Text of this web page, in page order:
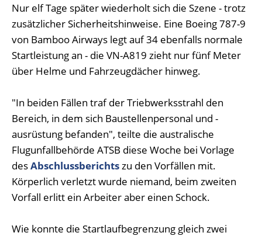
Nur elf Tage später wiederholt sich die Szene - trotz
zusätzlicher Sicherheitshinweise. Eine Boeing 787-9
von Bamboo Airways legt auf 34 ebenfalls normale
Startleistung an - die VN-A819 zieht nur fünf Meter
über Helme und Fahrzeugdächer hinweg.
"In beiden Fällen traf der Triebwerksstrahl den
Bereich, in dem sich Baustellenpersonal und -
ausrüstung befanden", teilte die australische
Flugunfallbehörde ATSB diese Woche bei Vorlage
desAbschlussberichts zu den Vorfällen mit.
Körperlich verletzt wurde niemand, beim zweiten
Vorfall erlitt ein Arbeiter aber einen Schock.
Wie konnte die Startlaufbegrenzung gleich zwei